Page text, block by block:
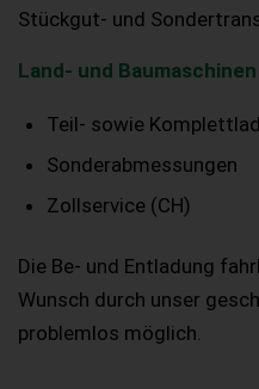
Stückgut- und
Land- und
Teil- sowie
Sonderabmessungen
Zollservice (CH)
Die Be- und Entladung
Wunsch durch unser
problemlos möglich.